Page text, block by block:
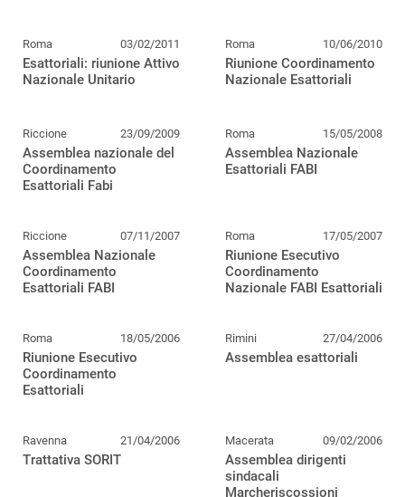
Roma 03/02/2011
Esattoriali: riunione Attivo
Nazionale Unitario
Roma 10/06/2010
Riunione Coordinamento
Nazionale Esattoriali
Riccione 23/09/2009
Assemblea nazionale del
Coordinamento
Esattoriali Fabi
Roma 15/05/2008
Assemblea Nazionale
Esattoriali FABI
Riccione 07/11/2007
Assemblea Nazionale
Coordinamento
Esattoriali FABI
Roma 17/05/2007
Riunione Esecutivo
Coordinamento
Nazionale FABI Esattoriali
Roma 18/05/2006
Riunione Esecutivo
Coordinamento
Esattoriali
Rimini 27/04/2006
Assemblea esattoriali
Ravenna 21/04/2006
Trattativa SORIT
Macerata 09/02/2006
Assemblea dirigenti
sindacali
Marcheriscossioni